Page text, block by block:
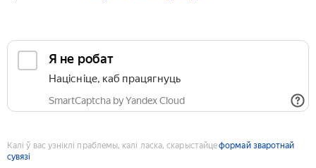
Я не робат
Націсніце, каб працягнуць
SmartCaptcha by Yandex Cloud
Калі ў вас узніклі праблемы, калі ласка, скарыстайцеформай зваротнай
сувязі